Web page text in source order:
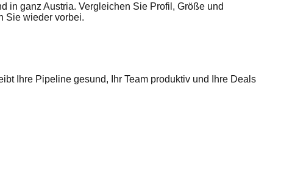
in ganz Austria. Vergleichen Sie Profil, Größe und
Sie wieder vorbei.
Ihre Pipeline gesund, Ihr Team produktiv und Ihre Deals